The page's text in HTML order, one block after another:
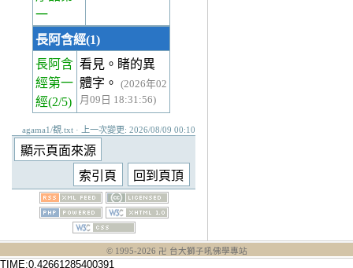
一
長阿含經(1)
長阿含
經第一
經(2/5)
看見。睹的異
體字。
(2026年02
月09日 18:31:56)
agama1/覩.txt · 上一次變更: 2026/08/09 00:10
© 1995-2026 卍 台大獅子吼佛學專站
TIME:0.42661285400391